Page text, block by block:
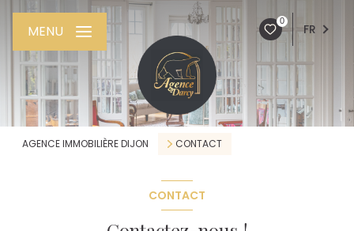
0
FR
MENU
AGENCE IMMOBILIÈRE DIJON CONTACT
CONTACT